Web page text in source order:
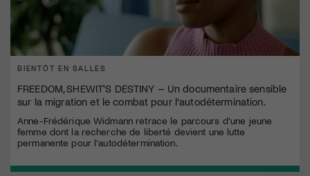
BIENTÔT EN SALLES
FREEDOM, SHEWIT'S DESTINY – Un documentaire sensible
sur la migration et le combat pour l’autodétermination.
Anne-Frédérique Widmann retrace le parcours d’une jeune
femme dont la recherche de liberté devient une lutte
permanente pour l’autodétermination.